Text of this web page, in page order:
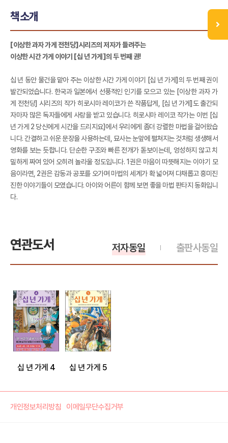
책소개
[이상한 과자 가게 전천당]시리즈의 저자가 들려주는
이상한 시간 가게 이야기 [십 년 가게]의 두 번째 권!
십 년 동안 물건을 맡아 주는 이상한 시간 가게 이야기 [십 년 가게]의 두 번째 권이
발간되었습니다. 한국과 일본에서 선풍적인 인기를 모으고 있는 [이상한 과자 가
게 전천당] 시리즈의 작가 히로시마 레이코가 쓴 작품답게, [십 년 가게]도 출간되
자마자 많은 독자들에게 사랑을 받고 있습니다. 히로시마 레이코 작가는 이번 [십
년 가게 2 당신에게 시간을 드리지요]에서 우리에게 좀더 강렬한 마법을 걸어왔습
니다. 간결하고 쉬운 문장을 사용하는데, 묘사는 눈앞에 펼쳐지는 것처럼 생생해서
영화를 보는 듯합니다. 단순한 구조와 빠른 전개가 돋보이는데, 엉성하지 않고 치
밀하게 짜여 있어 오히려 놀라울 정도입니다. 1권은 마음이 따뜻해지는 이야기 모
음이라면, 2권은 감동과 공포를 오가며 마법의 세계가 확 넓어져 다채롭고 흥미진
진한 이야기들이 모였습니다. 아이와 어른이 함께 보면 좋을 마법 판타지 동화입니
다.
연관도서 출판사동일
저자동일
십 년 가게 4 십 년 가게 5
개인정보처리방침 이메일무단수집거부